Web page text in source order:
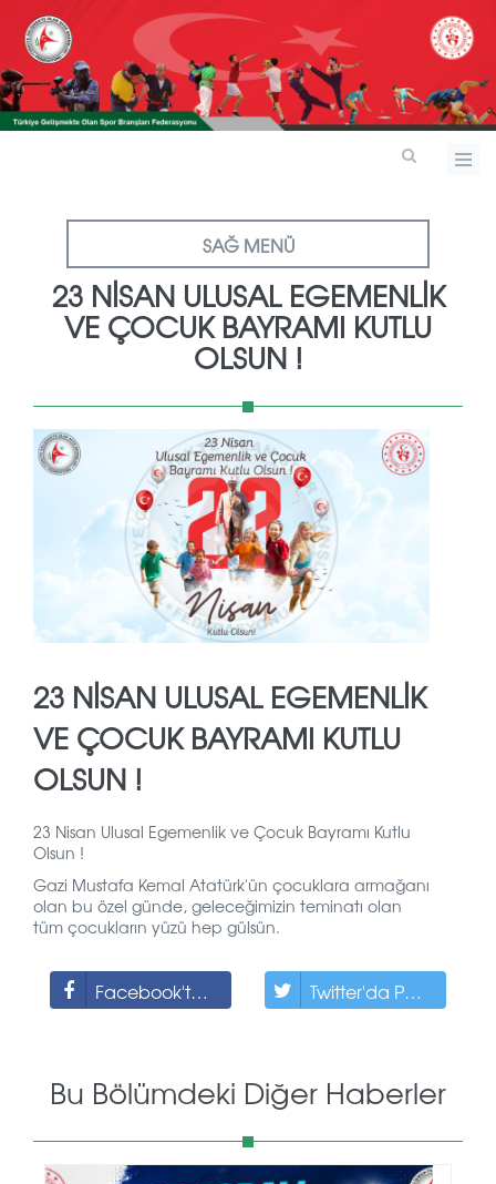
SAĞ MENÜ
23 NİSAN ULUSAL EGEMENLİK
VE ÇOCUK BAYRAMI KUTLU
OLSUN !
23 NİSAN ULUSAL EGEMENLİK
VE ÇOCUK BAYRAMI KUTLU
OLSUN !
23 Nisan Ulusal Egemenlik ve Çocuk Bayramı Kutlu
Olsun !
Gazi Mustafa Kemal Atatürk'ün çocuklara armağanı
olan bu özel günde, geleceğimizin teminatı olan
tüm çocukların yüzü hep gülsün.
Facebook'ta Paylaş Twitter'da Paylaş
Bu Bölümdeki Diğer Haberler